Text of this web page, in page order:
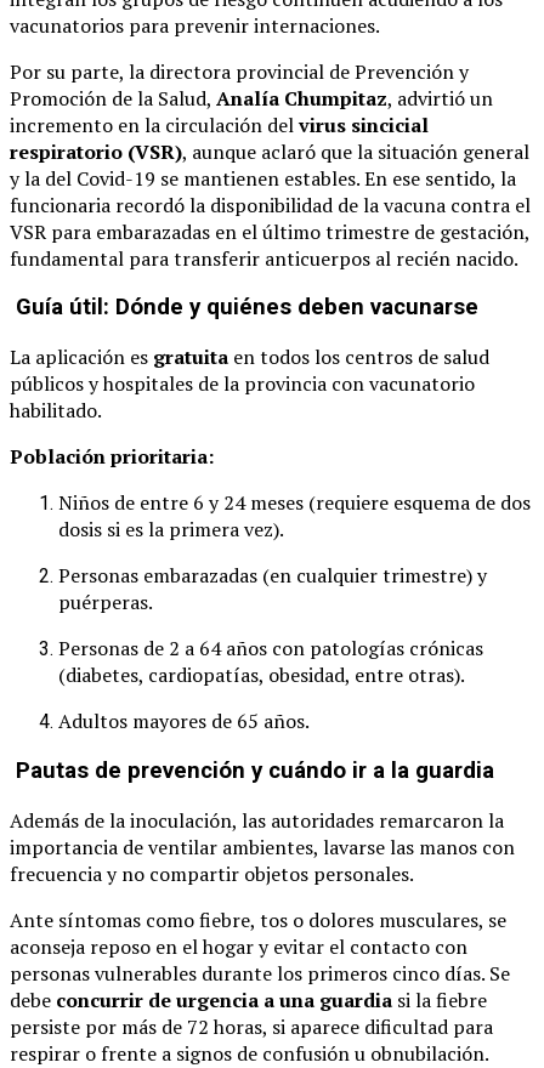
vacunatorios para prevenir internaciones.
Por su parte, la directora provincial de Prevención y
Promoción de la Salud, Analía Chumpitaz, advirtió un
incremento en la circulación delvirus sincicial
respiratorio (VSR), aunque aclaró que la situación general
y la del Covid-19 se mantienen estables. En ese sentido, la
funcionaria recordó la disponibilidad de la vacuna contra el
VSR para embarazadas en el último trimestre de gestación,
fundamental para transferir anticuerpos al recién nacido.
Guía útil: Dónde y quiénes deben vacunarse
La aplicación es gratuita en todos los centros de salud
públicos y hospitales de la provincia con vacunatorio
habilitado.
Población prioritaria:
Niños de entre 6 y 24 meses (requiere esquema de dos
dosis si es la primera vez).
Personas embarazadas (en cualquier trimestre) y
puérperas.
Personas de 2 a 64 años con patologías crónicas
(diabetes, cardiopatías, obesidad, entre otras).
Adultos mayores de 65 años.
Pautas de prevención y cuándo ir a la guardia
Además de la inoculación, las autoridades remarcaron la
importancia de ventilar ambientes, lavarse las manos con
frecuencia y no compartir objetos personales.
Ante síntomas como fiebre, tos o dolores musculares, se
aconseja reposo en el hogar y evitar el contacto con
personas vulnerables durante los primeros cinco días. Se
debe concurrir de urgencia a una guardia si la fiebre
persiste por más de 72 horas, si aparece dificultad para
respirar o frente a signos de confusión u obnubilación.